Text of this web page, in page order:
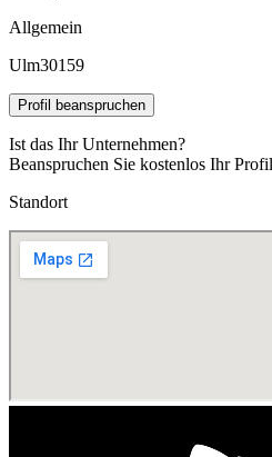
Allgemein
Ulm30159
Profil beanspruchen
Ist das Ihr Unternehmen?
Beanspruchen Sie kostenlos Ihr Profil
Standort